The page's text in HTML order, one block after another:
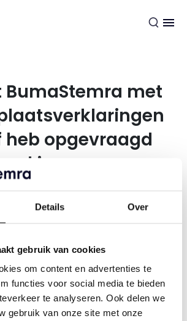
Details Over
gebruik van cookies
om content en advertenties te
functies voor social media te bieden
te analyseren. Ook delen we
gebruik van onze site met onze
BumaStemra met
heb opgevraagd
in
beschikbaar
deze inzichtelijk als de belastingdienst
buitenland hierom vraagt.